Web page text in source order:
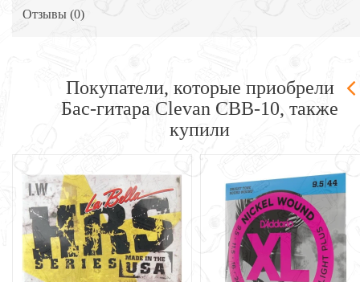
Отзывы (0)
Покупатели, которые приобрели
Бас-гитара Clevan CBB-10, также
купили